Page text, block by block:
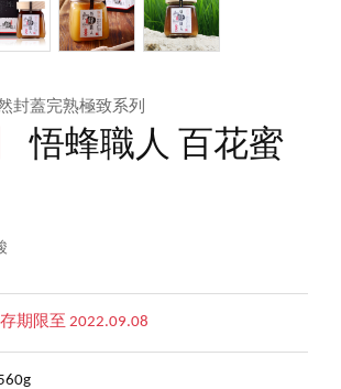
封蓋完熟極致系列
悟蜂職人 百花蜜
期限至 2022.09.08